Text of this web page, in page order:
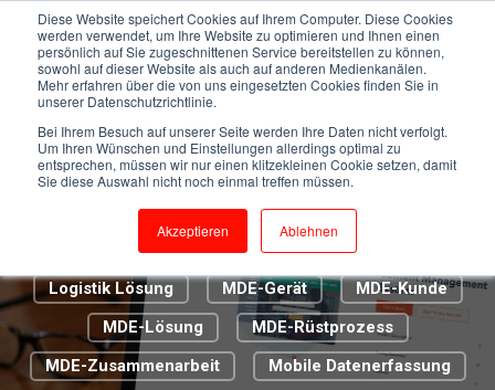
Diese Website speichert Cookies auf Ihrem Computer. Diese Cookies
werden verwendet, um Ihre Website zu optimieren und Ihnen einen
persönlich auf Sie zugeschnittenen Service bereitstellen zu können,
sowohl auf dieser Website als auch auf anderen Medienkanälen.
Mehr erfahren über die von uns eingesetzten Cookies finden Sie in
unserer Datenschutzrichtlinie.
Bei Ihrem Besuch auf unserer Seite werden Ihre Daten nicht verfolgt.
Um Ihren Wünschen und Einstellungen allerdings optimal zu
entsprechen, müssen wir nur einen klitzekleinen Cookie setzen, damit
Sie diese Auswahl nicht noch einmal treffen müssen.
Akzeptieren Ablehnen
Kassensystem
Cloud Caisse
Digitalisierung 2.0
Digitalisierung Im Handel
ERP-Lösung
Euro CIS
Euroshop Düsseldorf
Genossenschaft Metzgermeister St. Gallen
IT-Infrastruktur
IT-Support
Kassenbon
Kundenbetreuer
Logistik Lösung
MDE-Gerät
MDE-Kunde
MDE-Lösung
MDE-Rüstprozess
MDE-Zusammenarbeit
Mobile Datenerfassung